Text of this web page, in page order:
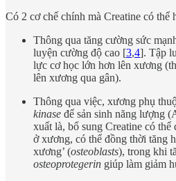
Có 2 cơ chế chính mà Creatine có
Thông qua tăng cường sức
luyện cường độ cao [3,4]. Tập
lực cơ học lớn hơn lên xương
lên xương qua gân).
Thông qua việc, xương phụ
kinase để sản sinh năng lượng
xuất là, bổ sung Creatine có thể
ở xương, có thể đồng thời tăng
xương’ (osteoblasts), trong khi
osteoprotegerin giúp làm giảm